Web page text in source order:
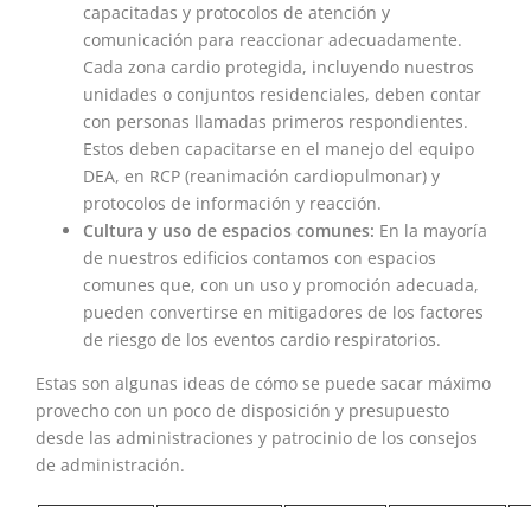
capacitadas y protocolos de atención y
comunicación para reaccionar adecuadamente.
Cada zona cardio protegida, incluyendo nuestros
unidades o conjuntos residenciales, deben contar
con personas llamadas primeros respondientes.
Estos deben capacitarse en el manejo del equipo
DEA, en RCP (reanimación cardiopulmonar) y
protocolos de información y reacción.
Cultura y uso de espacios comunes: En la mayoría
de nuestros edificios contamos con espacios
comunes que, con un uso y promoción adecuada,
pueden convertirse en mitigadores de los factores
de riesgo de los eventos cardio respiratorios.
Estas son algunas ideas de cómo se puede sacar máximo
provecho con un poco de disposición y presupuesto
desde las administraciones y patrocinio de los consejos
de administración.